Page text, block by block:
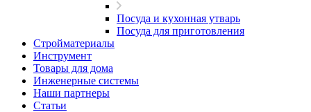
Посуда и кухонная утварь
Посуда для приготовления
Стройматериалы
Инструмент
Товары для дома
Инженерные системы
Наши партнеры
Статьи